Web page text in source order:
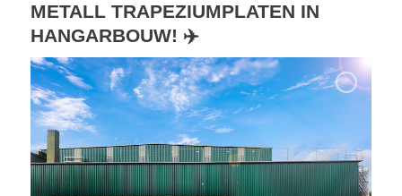
METALL TRAPEZIUMPLATEN IN
HANGARBOUW! ✈️